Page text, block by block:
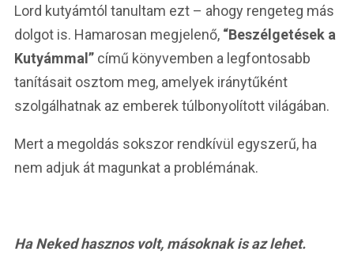
Lord kutyámtól tanultam ezt – ahogy rengeteg más
dolgot is. Hamarosan megjelenő, “Beszélgetések a
Kutyámmal” című könyvemben a legfontosabb
tanításait osztom meg, amelyek iránytűként
szolgálhatnak az emberek túlbonyolított világában.
Mert a megoldás sokszor rendkívül egyszerű, ha
nem adjuk át magunkat a problémának.
Ha Neked hasznos volt, másoknak is az lehet.